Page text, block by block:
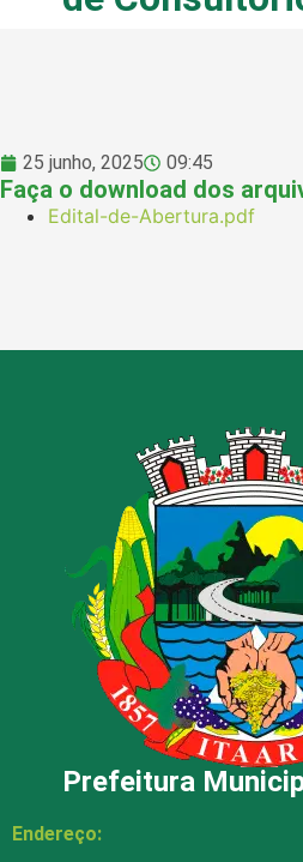
25 junho, 2025 09:45
Faça o download dos
Edital-de-Abertura.pdf
Prefeitura
Endereço: